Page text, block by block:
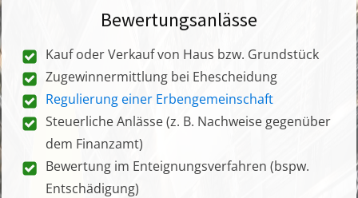
Bewertungsanlässe
Kauf oder Verkauf von Haus bzw. Grundstück
Zugewinnermittlung bei Ehescheidung
Regulierung einer Erbengemeinschaft
Steuerliche Anlässe (z. B. Nachweise gegenüber
dem Finanzamt)
Bewertung im Enteignungsverfahren (bspw.
Entschädigung)